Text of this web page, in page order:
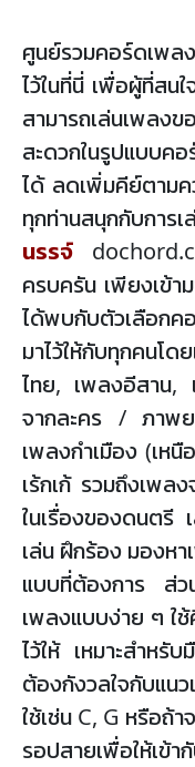
ศูนย์รวมคอร์ดเพล
ไว้ในที่นี่ เพื่อผู้ที่สน
สามารถเล่นเพลง
สะดวกในรูปแบบค
ได้ ลดเพิ่มคีย์ตามค
ทุกท่านสนุกกับการ
นรรจ์
ครบครัน เพียงเข้า
ได้พบกับตัวเลือกค
มาไว้ให้กับทุกคนโ
ไทย, เพลงอีสาน,
จากละคร / ภาพ
เพลงกำเมือง (เห
เร้กเก้ รวมถึงเพ
ในเรื่องของดนตรี
เล่น ฝึกร้อง มองหา
แบบที่ต้องการ ส่ว
เพลงแบบง่าย ๆ ใ
ไว้ให้ เหมาะสำหรับ
ต้องกังวลใจกับแน
ใช้เช่น C, G หรือถ้า
รอปสายเพื่อให้เข้